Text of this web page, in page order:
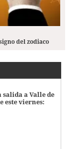
del zodiaco
a Valle de
este viernes: